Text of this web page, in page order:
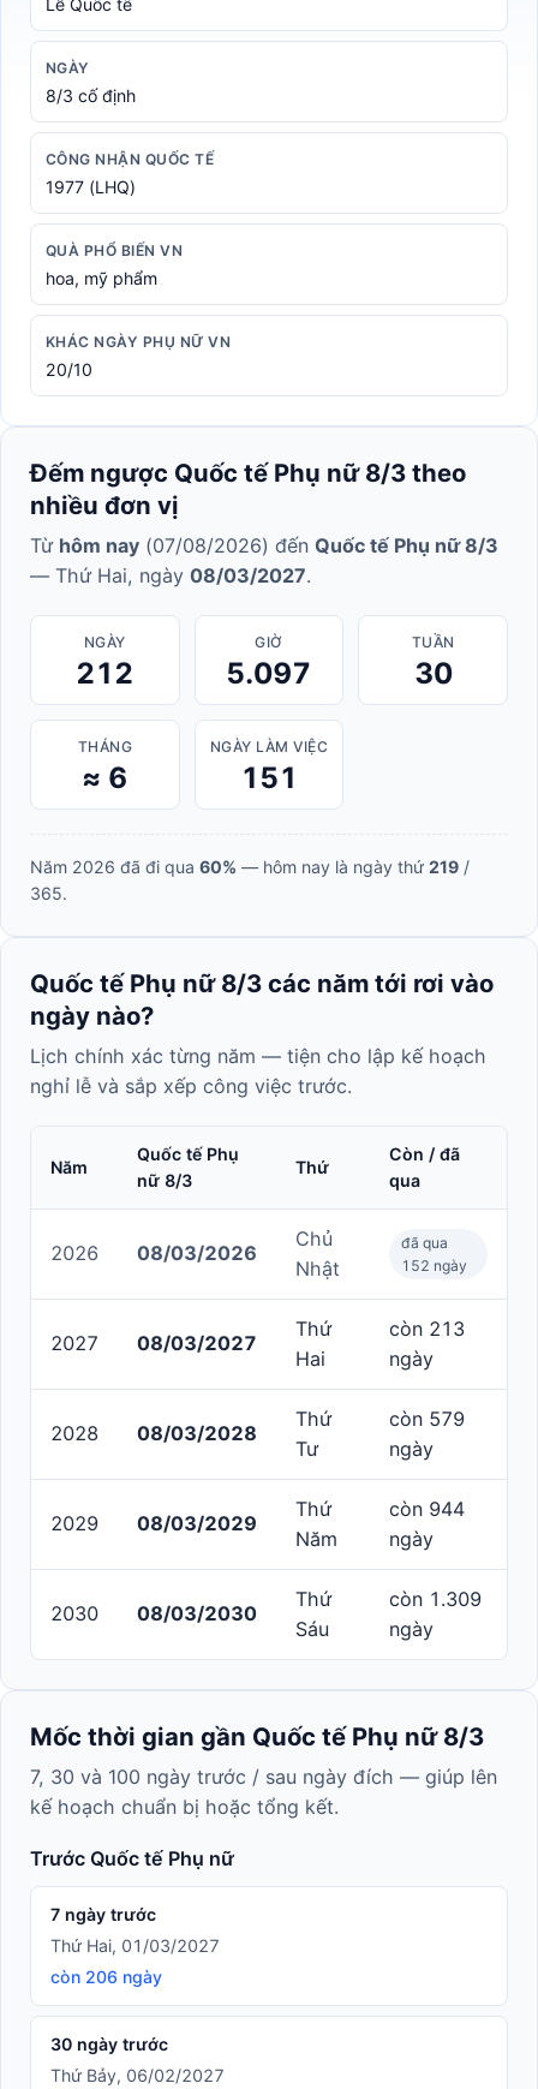
Lễ Quốc tế
NGÀY
8/3 cố định
CÔNG NHẬN QUỐC TẾ
1977 (LHQ)
QUÀ PHỔ BIẾN VN
hoa, mỹ phẩm
KHÁC NGÀY PHỤ NỮ VN
20/10
Đếm ngược Quốc tế Phụ nữ 8/3 theo
nhiều đơn vị
Từ hôm nay (07/08/2026) đến Quốc tế Phụ nữ 8/3
— Thứ Hai, ngày 08/03/2027.
NGÀY
212
GIỜ
5.097
TUẦN
30
THÁNG
≈ 6
NGÀY LÀM VIỆC
151
Năm 2026 đã đi qua 60% — hôm nay là ngày thứ 219 /
365.
Quốc tế Phụ nữ 8/3 các năm tới rơi vào
ngày nào?
Lịch chính xác từng năm — tiện cho lập kế hoạch
nghỉ lễ và sắp xếp công việc trước.
Năm
Quốc tế Phụ
nữ 8/3
Thứ
Còn / đã
qua
2026 08/03/2026
Chủ
Nhật
đã qua
152 ngày
2027 08/03/2027
Thứ
Hai
còn 213
ngày
2028 08/03/2028
Thứ
Tư
còn 579
ngày
2029 08/03/2029
Thứ
Năm
còn 944
ngày
2030 08/03/2030
Thứ
Sáu
còn 1.309
ngày
Mốc thời gian gần Quốc tế Phụ nữ 8/3
7, 30 và 100 ngày trước / sau ngày đích — giúp lên
kế hoạch chuẩn bị hoặc tổng kết.
Trước Quốc tế Phụ nữ
7 ngày trước
Thứ Hai, 01/03/2027
còn 206 ngày
30 ngày trước
Thứ Bảy, 06/02/2027